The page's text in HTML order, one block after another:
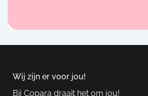
Wij zijn er voor jou!
Bij Copara draait het om jou!